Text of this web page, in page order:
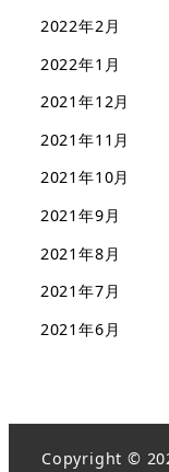
2022年2月
2022年1月
2021年12月
2021年11月
2021年10月
2021年9月
2021年8月
2021年7月
2021年6月
Copyright ©